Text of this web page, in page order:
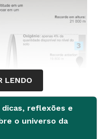
LENDO
reflexões e
o universo da